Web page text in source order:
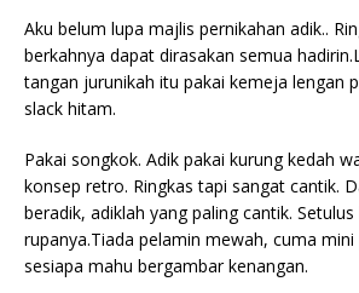
Aku belum lupa majlis pernikahan adik..
berkahnya dapat dirasakan semua
tangan jurunikah itu pakai kemeja lengan
slack hitam.
Pakai songkok. Adik pakai kurung kedah
konsep retro. Ringkas tapi sangat cantik.
beradik, adiklah yang paling cantik.
rupanya.Tiada pelamin mewah, cuma
sesiapa mahu bergambar kenangan.